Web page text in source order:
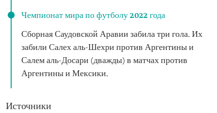
Чемпионат мира по футболу 2022 года
Сборная Саудовской Аравии забила три гола. Их
забили Салех аль-Шехри против Аргентины и
Салем аль-Досари (дважды) в матчах против
Аргентины и Мексики.
Источники